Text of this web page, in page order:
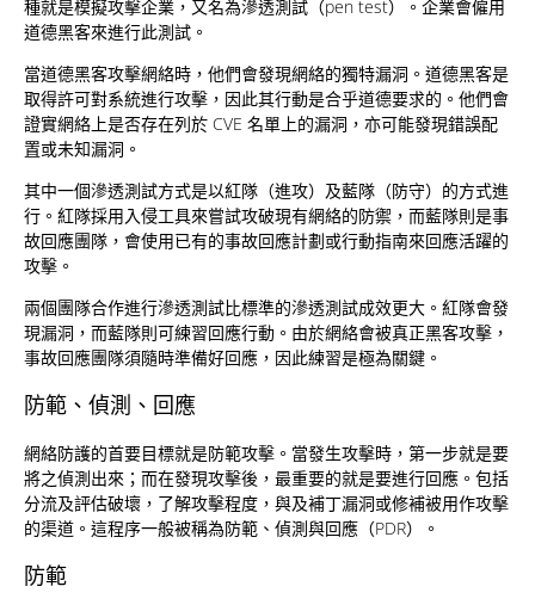
種就是模擬攻擊企業，又名為滲透測試（pen test）。企業會僱用
道德黑客來進行此測試。
當道德黑客攻擊網絡時，他們會發現網絡的獨特漏洞。道德黑客是
取得許可對系統進行攻擊，因此其行動是合乎道德要求的。他們會
證實網絡上是否存在列於 CVE 名單上的漏洞，亦可能發現錯誤配
置或未知漏洞。
其中一個滲透測試方式是以紅隊（進攻）及藍隊（防守）的方式進
行。紅隊採用入侵工具來嘗試攻破現有網絡的防禦，而藍隊則是事
故回應團隊，會使用已有的事故回應計劃或行動指南來回應活躍的
攻擊。
兩個團隊合作進行滲透測試比標準的滲透測試成效更大。紅隊會發
現漏洞，而藍隊則可練習回應行動。由於網絡會被真正黑客攻擊，
事故回應團隊須隨時準備好回應，因此練習是極為關鍵。
防範、偵測、回應
網絡防護的首要目標就是防範攻擊。當發生攻擊時，第一步就是要
將之偵測出來；而在發現攻擊後，最重要的就是要進行回應。包括
分流及評估破壞，了解攻擊程度，與及補丁漏洞或修補被用作攻擊
的渠道。這程序一般被稱為防範、偵測與回應（PDR）。
防範